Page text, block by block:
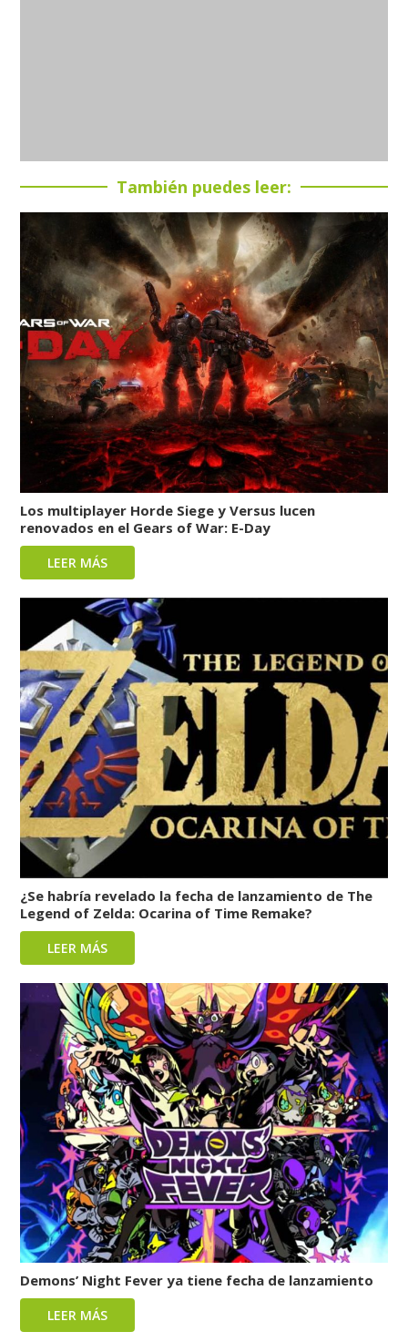
También puedes leer:
Los multiplayer Horde Siege y Versus lucen
renovados en el Gears of War: E-Day
LEER MÁS
¿Se habría revelado la fecha de lanzamiento de The
Legend of Zelda: Ocarina of Time Remake?
LEER MÁS
Demons’ Night Fever ya tiene fecha de lanzamiento
LEER MÁS